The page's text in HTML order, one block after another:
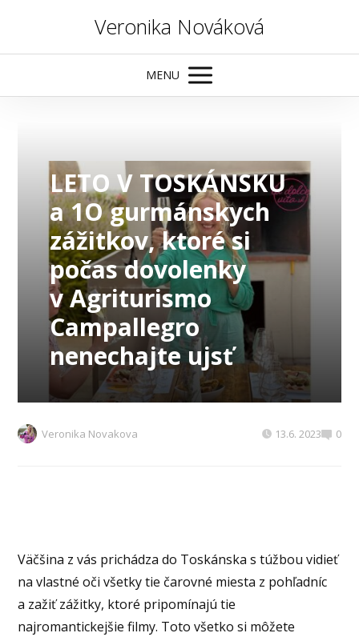
Veronika Nováková
MENU
LETO V TOSKÁNSKU
a 1O gurmánskych
zážitkov, ktoré si
počas dovolenky
v Agriturismo
Campallegro
nenechajte ujsť
Veronika Novakova 13.6. 2023 0
Väčšina z vás prichádza do Toskánska s túžbou vidieť
na vlastné oči všetky tie čarovné miesta z pohľadníc
a zažiť zážitky, ktoré pripomínajú tie
najromantickejšie filmy. Toto všetko si môžete